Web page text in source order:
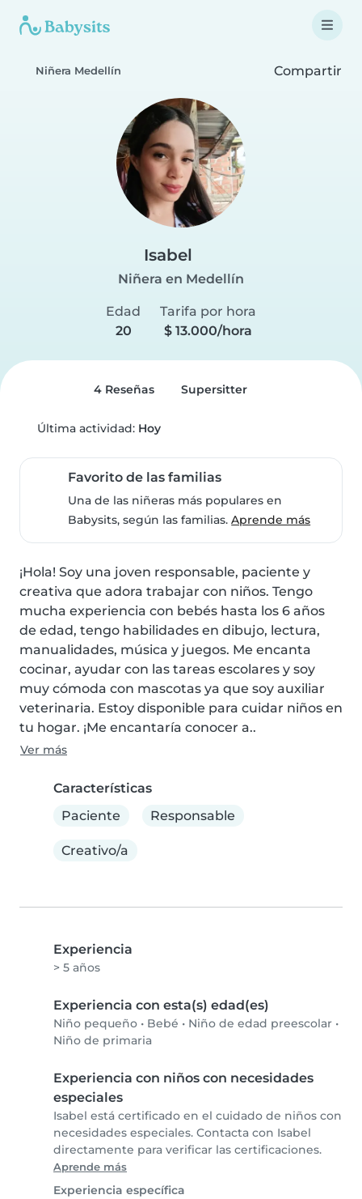
Niñera Medellín Compartir
Isabel
Niñera en Medellín
Edad
20
Tarifa por hora
$ 13.000/hora
4 Reseñas Supersitter
Última actividad: Hoy
Favorito de las familias
Una de las niñeras más populares en
Babysits, según las familias.Aprende más
¡Hola! Soy una joven responsable, paciente y
creativa que adora trabajar con niños. Tengo
mucha experiencia con bebés hasta los 6 años
de edad, tengo habilidades en dibujo, lectura,
manualidades, música y juegos. Me encanta
cocinar, ayudar con las tareas escolares y soy
muy cómoda con mascotas ya que soy auxiliar
veterinaria. Estoy disponible para cuidar niños en
tu hogar. ¡Me encantaría conocer a..
Ver más
Características
Paciente
Responsable
Creativo/a
Experiencia
> 5 años
Experiencia con esta(s) edad(es)
Niño pequeño • Bebé • Niño de edad preescolar •
Niño de primaria
Experiencia con niños con necesidades
especiales
Isabel está certificado en el cuidado de niños con
necesidades especiales. Contacta con Isabel
directamente para verificar las certificaciones.
Aprende más
Experiencia específica